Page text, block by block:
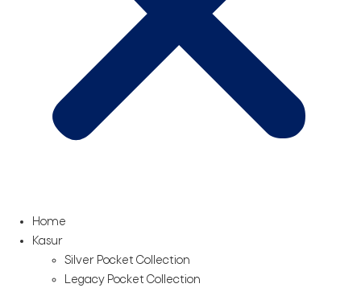
Home
Kasur
Silver Pocket Collection
Legacy Pocket Collection